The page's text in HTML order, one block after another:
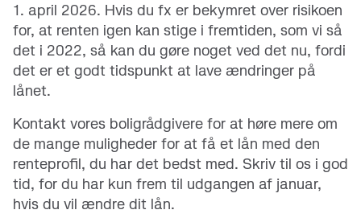
1. april 2026. Hvis du fx er bekymret over risikoen
for, at renten igen kan stige i fremtiden, som vi så
det i 2022, så kan du gøre noget ved det nu, fordi
det er et godt tidspunkt at lave ændringer på
lånet.
Kontakt vores boligrådgivere for at høre mere om
de mange muligheder for at få et lån med den
renteprofil, du har det bedst med. Skriv til os i god
tid, for du har kun frem til udgangen af januar,
hvis du vil ændre dit lån.